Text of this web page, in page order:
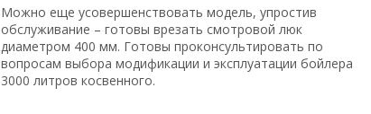
Можно еще усовершенствовать модель, упростив
обслуживание – готовы врезать смотровой люк
диаметром 400 мм. Готовы проконсультировать по
вопросам выбора модификации и эксплуатации бойлера
3000 литров косвенного.